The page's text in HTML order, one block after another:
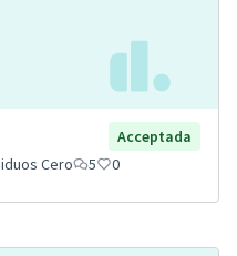
Acceptada
Cero 5 0